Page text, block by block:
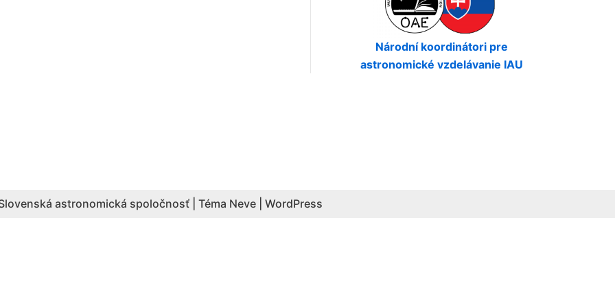
Národní koordinátori pre
astronomické vzdelávanie IAU
astronomická spoločnosť | Téma Neve WordPress